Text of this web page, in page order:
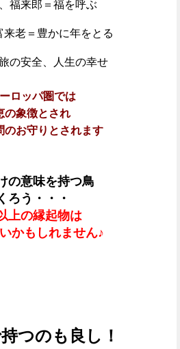
来郎＝福を呼ぶ
老＝豊かに年をとる
安全、人生の幸せ
ロッパ圏では
の象徴とされ
のお守りとされます
の意味を持つ鳥
ろう・・・
上の縁起物は
かもしれません♪
つのも良し！